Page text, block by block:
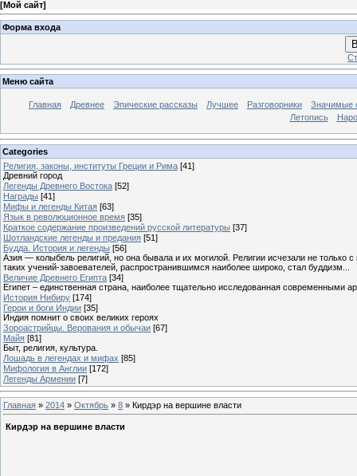
[Мой сайт]
Форма входа
Меню сайта
Главная Древнее Эпические рассказы Лучшее Разговорники
Значимые
Летопись
Categories
Религия, законы, институты Греции и Рима [41]
Древний город
Легенды Древнего Востока [52]
Награды [41]
Мифы и легенды Китая [63]
Язык в революционное время [35]
Краткое содержание произведений русской литературы [37]
Шотландские легенды и предания [51]
Будда. История и легенды [56]
Азия — колыбель религий, но она бывала и их могилой. Религии исчезали не
таких учений-завоевателей, распространившимся наиболее широко, стал буддизм...
Величие Древнего Египта [34]
Египет – единственная страна, наиболее тщательно исследованная современными
История Нибиру [174]
Герои и боги Индии [35]
Индия помнит о своих великих героях
Зороастрийцы. Верования и обычаи [67]
Майя [81]
Быт, религия, культура.
Лошадь в легендах и мифах [85]
Мифология в Англии [172]
Легенды Армении [7]
Главная » 2014 » Октябрь » 8 » Кирдэр на вершине власти
Кирдэр на вершине власти